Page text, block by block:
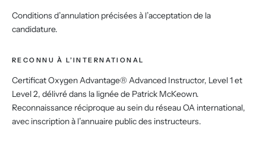
Conditions d’annulation précisées à l’acceptation de la
candidature.
RECONNU À L’INTERNATIONAL
Certificat Oxygen Advantage® Advanced Instructor, Level 1 et
Level 2, délivré dans la lignée de Patrick McKeown.
Reconnaissance réciproque au sein du réseau OA international,
avec inscription à l’annuaire public des instructeurs.